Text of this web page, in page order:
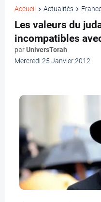
Accueil Actualités
Les valeurs du
incompatibles
parUniversTorah
Mercredi 25 Janvier 2012